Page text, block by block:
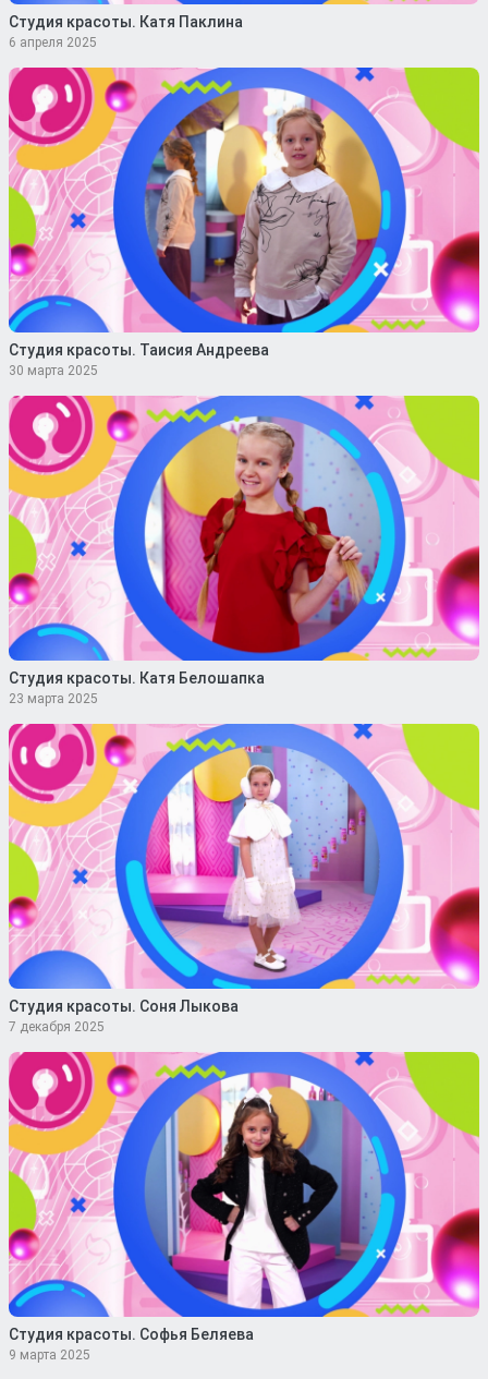
Студия красоты. Катя Паклина
6 апреля 2025
Студия красоты. Таисия Андреева
30 марта 2025
Студия красоты. Катя Белошапка
23 марта 2025
Студия красоты. Соня Лыкова
7 декабря 2025
Студия красоты. Софья Беляева
9 марта 2025